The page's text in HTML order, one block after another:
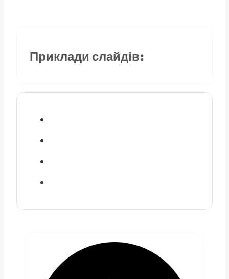
Приклади слайдів: